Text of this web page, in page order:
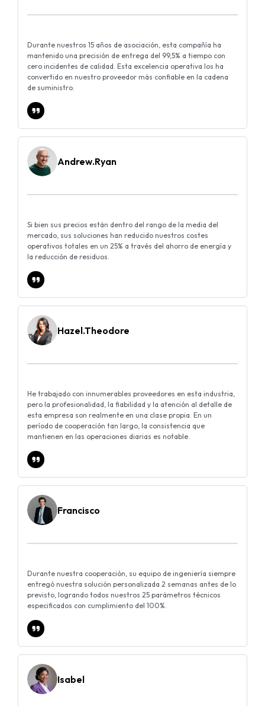
Durante nuestros 15 años de asociación, esta compañía ha
mantenido una precisión de entrega del 99,5% a tiempo con
cero incidentes de calidad. Esta excelencia operativa los ha
convertido en nuestro proveedor más confiable en la cadena
de suministro.
Andrew.Ryan
Si bien sus precios están dentro del rango de la media del
mercado, sus soluciones han reducido nuestros costes
operativos totales en un 25% a través del ahorro de energía y
la reducción de residuos.
Hazel.Theodore
He trabajado con innumerables proveedores en esta industria,
pero la profesionalidad, la fiabilidad y la atención al detalle de
esta empresa son realmente en una clase propia. En un
período de cooperación tan largo, la consistencia que
mantienen en las operaciones diarias es notable.
Francisco
Durante nuestra cooperación, su equipo de ingeniería siempre
entregó nuestra solución personalizada 2 semanas antes de lo
previsto, logrando todos nuestros 25 parámetros técnicos
especificados con cumplimiento del 100%.
Isabel